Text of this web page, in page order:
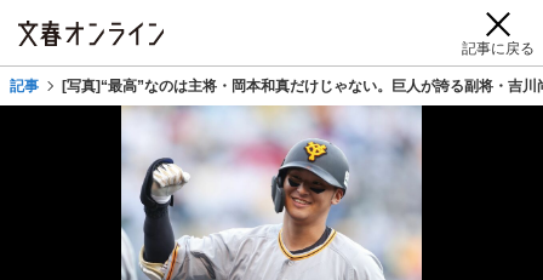
記事に戻る
記事 [写真]“最高”なのは主将・岡本和真だけじゃない。巨人が誇る副将・吉川